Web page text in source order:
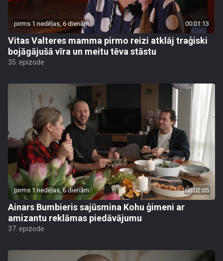
pirms 1 nedēļas, 6 dienām 00:01:13
Vitas Valteres mamma pirmo reizi atklāj traģiski
bojāgājušā vīra un meitu tēva stāstu
35. epizode
pirms 1 nedēļas, 6 dienām 00:02:05
Ainars Bumbieris sajūsmina Kohu ģimeni ar
amizantu reklāmas piedāvājumu
37. epizode